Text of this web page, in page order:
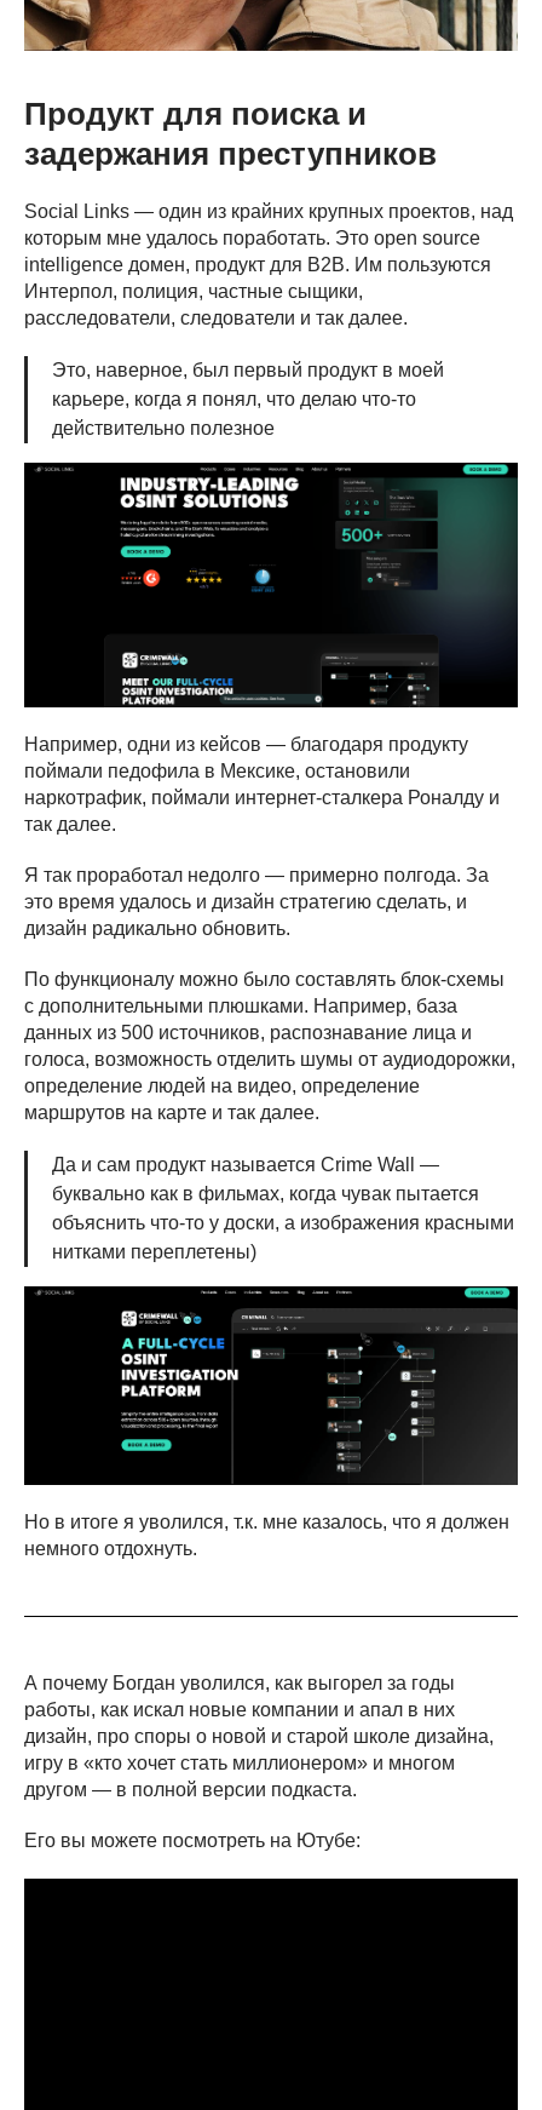
Продукт для поиска и
задержания преступников
Social Links — один из крайних крупных проектов, над
которым мне удалось поработать. Это open source
intelligence домен, продукт для B2B. Им пользуются
Интерпол, полиция, частные сыщики,
расследователи, следователи и так далее.
Это, наверное, был первый продукт в моей
карьере, когда я понял, что делаю что-то
действительно полезное
Например, одни из кейсов — благодаря продукту
поймали педофила в Мексике, остановили
наркотрафик, поймали интернет-сталкера Роналду и
так далее.
Я так проработал недолго — примерно полгода. За
это время удалось и дизайн стратегию сделать, и
дизайн радикально обновить.
По функционалу можно было составлять блок-схемы
с дополнительными плюшками. Например, база
данных из 500 источников, распознавание лица и
голоса, возможность отделить шумы от аудиодорожки,
определение людей на видео, определение
маршрутов на карте и так далее.
Да и сам продукт называется Crime Wall —
буквально как в фильмах, когда чувак пытается
объяснить что-то у доски, а изображения красными
нитками переплетены)
Но в итоге я уволился, т.к. мне казалось, что я должен
немного отдохнуть.
А почему Богдан уволился, как выгорел за годы
работы, как искал новые компании и апал в них
дизайн, про споры о новой и старой школе дизайна,
игру в «кто хочет стать миллионером» и многом
другом — в полной версии подкаста.
Его вы можете посмотреть на Ютубе: